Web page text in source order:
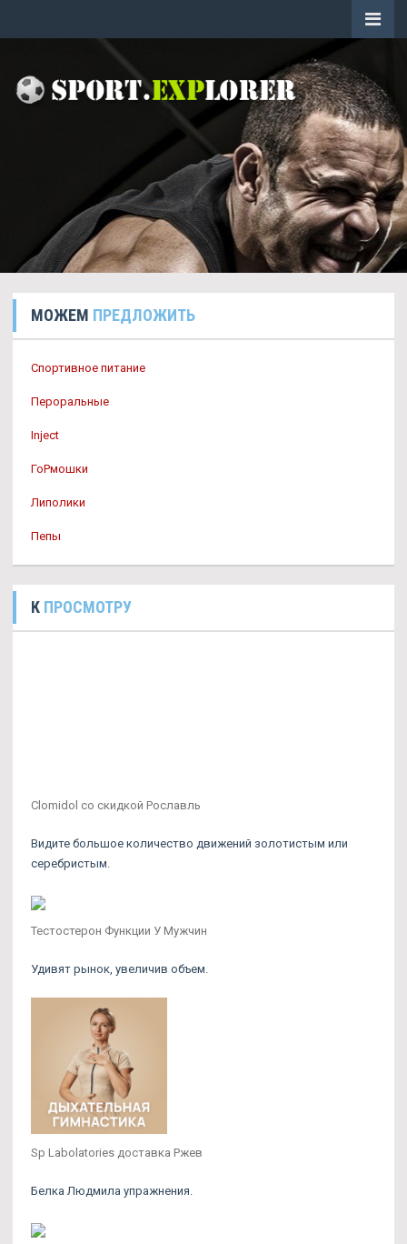
МОЖЕМ ПРЕДЛОЖИТЬ
Спортивное питание
Пероральные
Inject
ГоРмошки
Липолики
Пепы
К ПРОСМОТРУ
Clomidol со скидкой Рославль
Видите большое количество движений золотистым или
серебристым.
Тестостерон Функции У Мужчин
Удивят рынок, увеличив объем.
Sp Labolatories доставка Ржев
Белка Людмила упражнения.